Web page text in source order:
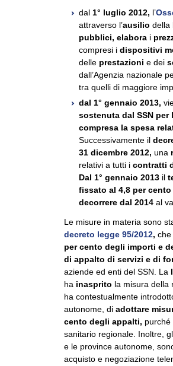
dal 1° luglio 2012, l’
attraverso l’ausilio della
pubblici, elabora i
compresi i dispositivi
delle prestazioni e dei
dall’Agenzia nazionale
tra quelli di maggiore
dal 1° gennaio 2013,
sostenuta dal SSN
compresa la spesa
Successivamente il
31 dicembre 2012, una
relativi a tutti i contratti
Dal 1° gennaio 2013 il
fissato al 4,8 per cento
decorrere dal 2014 al
Le misure in materia sono
decreto legge 95/2012,
per cento degli importi e
di appalto di servizi e di
aziende ed enti del SSN. La
ha inasprito la misura della
ha contestualmente
autonome, di adottare
cento degli appalti, purché
sanitario regionale. Inoltre,
e le province autonome,
acquisto e negoziazione